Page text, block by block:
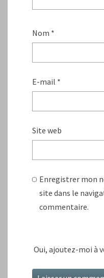
Nom *
E-mail *
Site web
Enregistrer mon
site dans le
commentaire.
Oui, ajoutez-moi à